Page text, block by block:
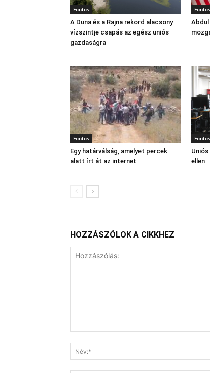
Fontos
A Duna és a Rajna rekord alacsony
vízszintje csapás az egész uniós
gazdaságra
Fontos
Abdul
Fontos
Egy határválság, amelyet percek
alatt írt át az internet
Fontos
ellen
HOZZÁSZÓLOK A CIKKHEZ